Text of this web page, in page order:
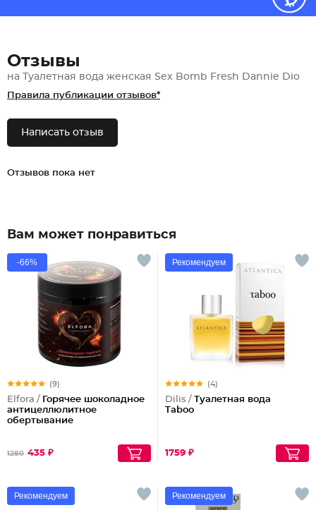
Отзывы
на Туалетная вода женская Sex Bomb Fresh Dannie Dio
Правила публикации отзывов*
Написать отзыв
Отзывов пока нет
Вам может понравиться
-66%
(9)
Elfora / Горячее шоколадное
антицеллюлитное
обертывание
1280 435 ₽
Рекомендуем
(4)
Dilis / Туалетная вода
Taboo
1759 ₽
Рекомендуем Рекомендуем